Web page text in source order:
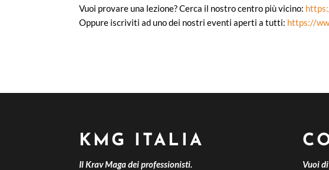
Vuoi provare una lezione? Cerca il nostro centro più vicino:
Oppure iscriviti ad uno dei nostri eventi aperti a tutti: https://
KMG ITALIA
Il Krav Maga dei professionisti. Vuoi